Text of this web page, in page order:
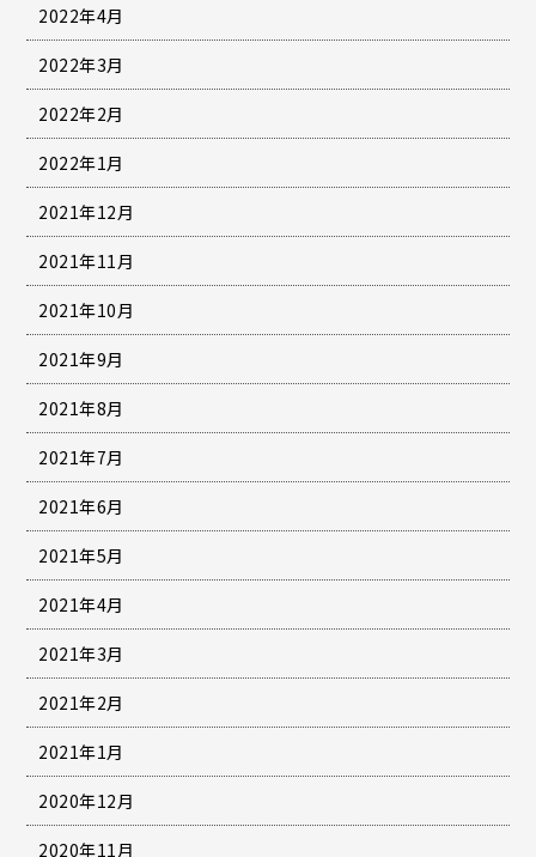
2022年4月
2022年3月
2022年2月
2022年1月
2021年12月
2021年11月
2021年10月
2021年9月
2021年8月
2021年7月
2021年6月
2021年5月
2021年4月
2021年3月
2021年2月
2021年1月
2020年12月
2020年11月